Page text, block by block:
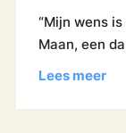
“Mijn wens
Maan, een
Lees meer